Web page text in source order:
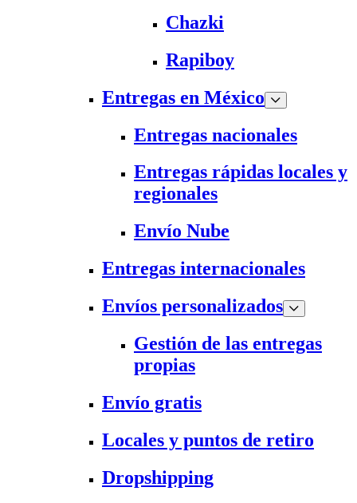
Chazki
Rapiboy
Entregas en México
Entregas nacionales
Entregas rápidas locales y
regionales
Envío Nube
Entregas internacionales
Envíos personalizados
Gestión de las entregas
propias
Envío gratis
Locales y puntos de retiro
Dropshipping